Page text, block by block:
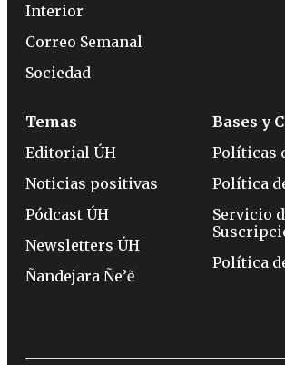
Interior
Correo Semanal
Sociedad
Temas
Editorial ÚH
Noticias positivas
Pódcast ÚH
Newsletters ÚH
Ñandejara Ñe’ẽ
Bases y
Políticas
Política
Servicio
Política